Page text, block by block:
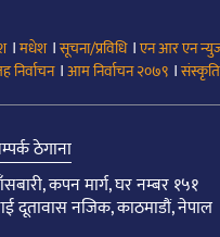
।मधेश।सूचना/प्रविधि।एन आर एन
निर्वाचन।आम निर्वाचन २०७९ ।संस्कृति
ठेगाना
कपन मार्ग, घर नम्बर १५१
दूतावास नजिक, काठमाडौं, नेपाल